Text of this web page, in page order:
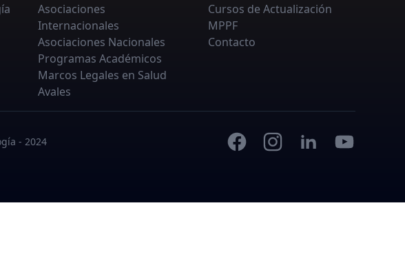
Asociaciones
Internacionales
Asociaciones Nacionales
Programas Académicos
Marcos Legales en Salud
Avales
Cursos de Actualización
MPPF
Contacto
- 2024